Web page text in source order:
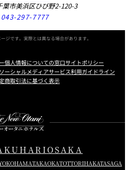
市美浜区ひび野2-120-3
043-297-7777
ジです。実際とは異なる場合があります。
個人情報についての窓口サイトポリシー
ソーシャルメディアサービス利用ガイドライン
商取引法に基づく表示
OSAKA
TAKAOKATOTTORIHAKATASAGA